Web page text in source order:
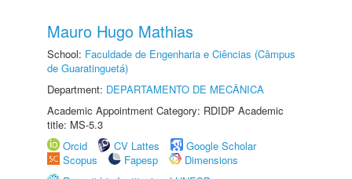
Mauro Hugo Mathias
School: Faculdade de Engenharia e Ciências (Câmpus
de Guaratinguetá)
Department: DEPARTAMENTO DE MECÂNICA
Academic Appointment Category: RDIDP Academic
title: MS-5.3
Orcid
CV Lattes
Google Scholar
Scopus
Fapesp
Dimensions